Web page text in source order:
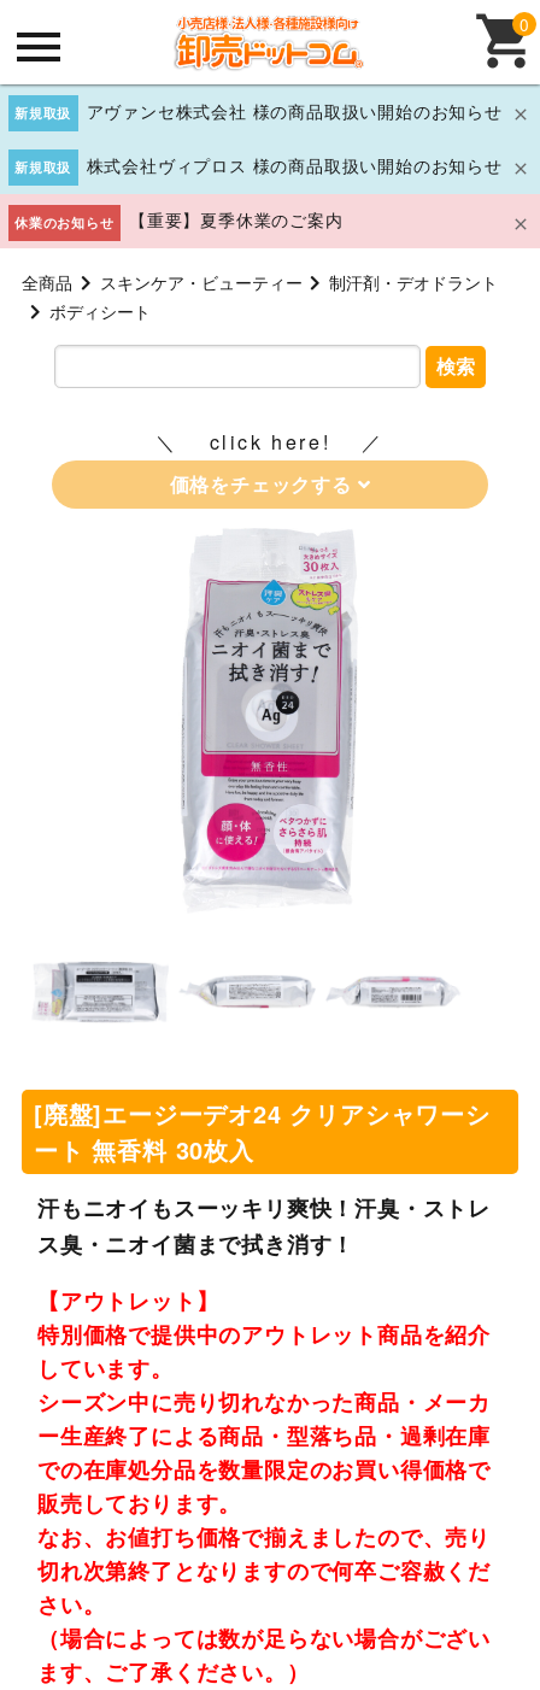
新規取扱 アヴァンセ株式会社 様の商品取扱い開始のお知らせ
新規取扱 株式会社ヴィプロス 様の商品取扱い開始のお知らせ
休業のお知らせ 【重要】夏季休業のご案内
0
全商品 スキンケア・ビューティー
制汗剤・デオドラント
ボディシート
検索
click here!
価格をチェックする
[廃盤]エージーデオ24 クリアシャワーシ
ート 無香料 30枚入
汗もニオイもスーッキリ爽快！汗臭・ストレ
ス臭・ニオイ菌まで拭き消す！
【アウトレット】
特別価格で提供中のアウトレット商品を紹介
しています。
シーズン中に売り切れなかった商品・メーカ
ー生産終了による商品・型落ち品・過剰在庫
での在庫処分品を数量限定のお買い得価格で
販売しております。
なお、お値打ち価格で揃えましたので、売り
切れ次第終了となりますので何卒ご容赦くだ
さい。
（場合によっては数が足らない場合がござい
ます、ご了承ください。）